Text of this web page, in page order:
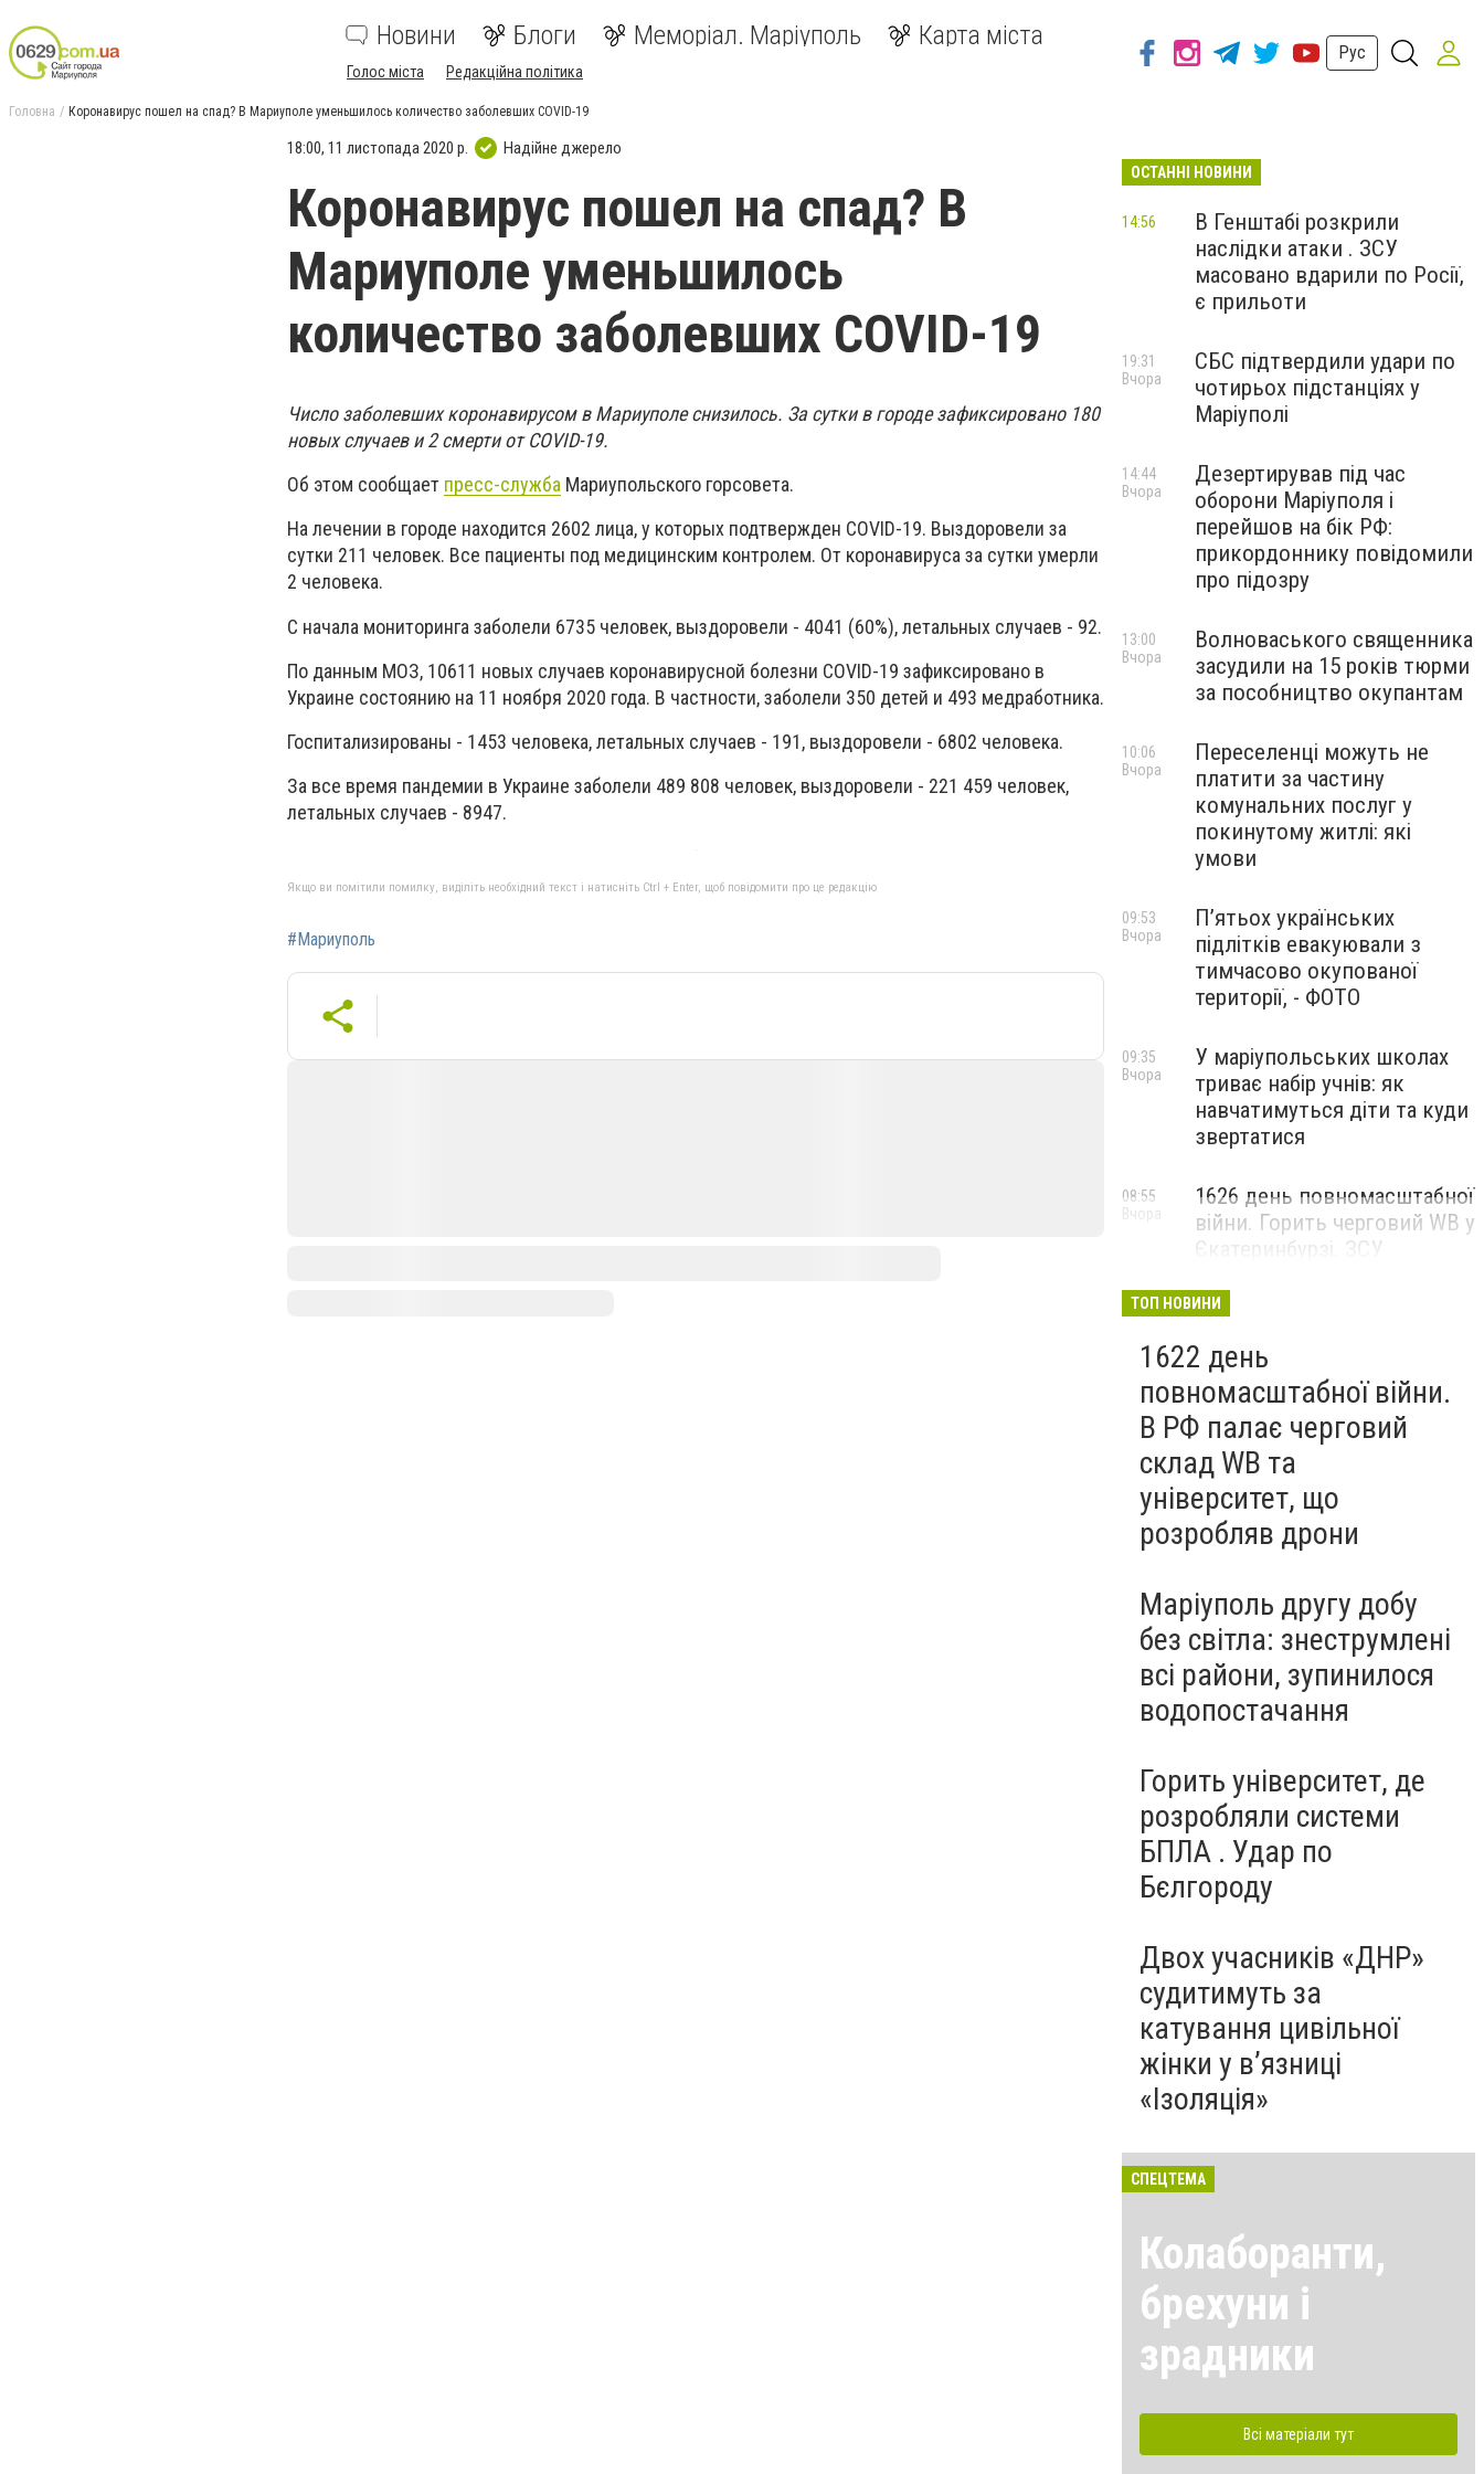
Новини Блоги Меморіал. Маріуполь Карта міста
Голос міста Редакційна політика
Рус
Головна Коронавирус пошел на спад? В Мариуполе уменьшилось количество заболевших COVID-19
18:00, 11 листопада 2020 р. Надійне джерело
Коронавирус пошел на спад? В
Мариуполе уменьшилось
количество заболевших COVID-19
Число заболевших коронавирусом в Мариуполе снизилось. За сутки в городе зафиксировано 180
новых случаев и 2 смерти от COVID-19.
Об этом сообщает пресс-служба Мариупольского горсовета.
На лечении в городе находится 2602 лица, у которых подтвержден COVID-19. Выздоровели за
сутки 211 человек. Все пациенты под медицинским контролем. От коронавируса за сутки умерли
2 человека.
С начала мониторинга заболели 6735 человек, выздоровели - 4041 (60%), летальных случаев - 92.
По данным МОЗ, 10611 новых случаев коронавирусной болезни COVID-19 зафиксировано в
Украине состоянию на 11 ноября 2020 года. В частности, заболели 350 детей и 493 медработника.
Госпитализированы - 1453 человека, летальных случаев - 191, выздоровели - 6802 человека.
За все время пандемии в Украине заболели 489 808 человек, выздоровели - 221 459 человек,
летальных случаев - 8947.
Якщо ви помітили помилку, виділіть необхідний текст і натисніть Ctrl + Enter, щоб повідомити про це редакцію
#Мариуполь
ОСТАННІ НОВИНИ
В Генштабі розкрили
наслідки атаки . ЗСУ
масовано вдарили по Росії,
є прильоти
14:56
СБС підтвердили удари по
чотирьох підстанціях у
Маріуполі
19:31
Вчора
Дезертирував під час
оборони Маріуполя і
перейшов на бік РФ:
прикордоннику повідомили
про підозру
14:44
Вчора
Волноваського священника
засудили на 15 років тюрми
за пособництво окупантам
13:00
Вчора
Переселенці можуть не
платити за частину
комунальних послуг у
покинутому житлі: які
умови
10:06
Вчора
П’ятьох українських
підлітків евакуювали з
тимчасово окупованої
території, - ФОТО
09:53
Вчора
У маріупольських школах
триває набір учнів: як
навчатимуться діти та куди
звертатися
09:35
Вчора
1626 день повномасштабної
війни. Горить черговий WB у
Єкатеринбурзі. ЗСУ
Маріуполі
08:55
Вчора
ТОП НОВИНИ
1622 день
повномасштабної війни.
В РФ палає черговий
склад WB та
університет, що
розробляв дрони
Маріуполь другу добу
без світла: знеструмлені
всі райони, зупинилося
водопостачання
Горить університет, де
розробляли системи
БПЛА . Удар по
Бєлгороду
Двох учасників «ДНР»
судитимуть за
катування цивільної
жінки у в’язниці
«Ізоляція»
СПЕЦТЕМА
Колаборанти,
брехуни і
зрадники
Всі матеріали тут